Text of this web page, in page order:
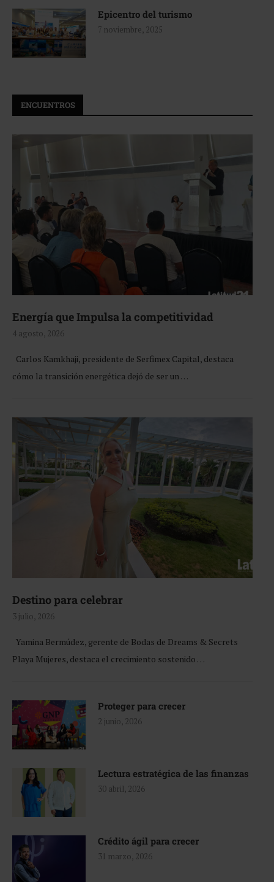
Epicentro del turismo
7 noviembre, 2025
ENCUENTROS
Energía que Impulsa la competitividad
4 agosto, 2026
Carlos Kamkhaji, presidente de Serfimex Capital, destaca
cómo la transición energética dejó de ser un …
Destino para celebrar
3 julio, 2026
Yamina Bermúdez, gerente de Bodas de Dreams & Secrets
Playa Mujeres, destaca el crecimiento sostenido …
Proteger para crecer
2 junio, 2026
Lectura estratégica de las finanzas
30 abril, 2026
Crédito ágil para crecer
31 marzo, 2026